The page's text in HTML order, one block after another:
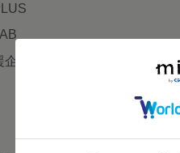
企画・イベント